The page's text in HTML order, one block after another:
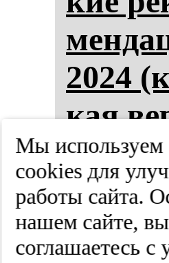
2024
кая
сия).
Мы
cооkies для
работы сайта.
нашем сайте, вы
соглашаетесь с